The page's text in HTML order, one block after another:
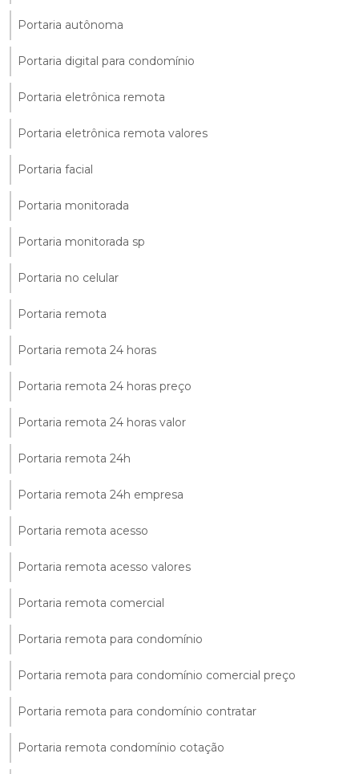
Portaria autônoma
Portaria digital para condomínio
Portaria eletrônica remota
Portaria eletrônica remota valores
Portaria facial
Portaria monitorada
Portaria monitorada sp
Portaria no celular
Portaria remota
Portaria remota 24 horas
Portaria remota 24 horas preço
Portaria remota 24 horas valor
Portaria remota 24h
Portaria remota 24h empresa
Portaria remota acesso
Portaria remota acesso valores
Portaria remota comercial
Portaria remota para condomínio
Portaria remota para condomínio comercial preço
Portaria remota para condomínio contratar
Portaria remota condomínio cotação